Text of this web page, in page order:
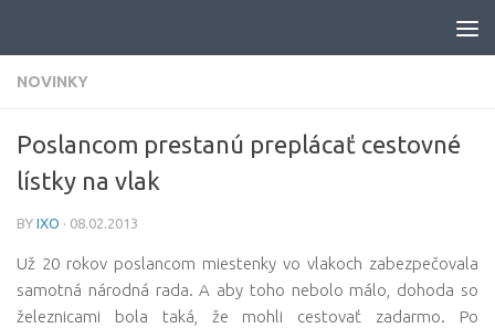
NOVINKY
Poslancom prestanú preplácať cestovné
lístky na vlak
BY IXO · 08.02.2013
Už 20 rokov poslancom miestenky vo vlakoch zabezpečovala
samotná národná rada. A aby toho nebolo málo, dohoda so
železnicami bola taká, že mohli cestovať zadarmo. Po